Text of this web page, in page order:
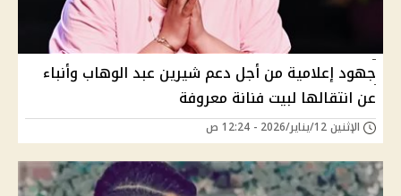
جهود إعلامية من أجل دعم شيرين عبد الوهاب وأنباء
عن انتقالها لبيت فنانة معروفة
الإثنين 12/يناير/2026 - 12:24 ص